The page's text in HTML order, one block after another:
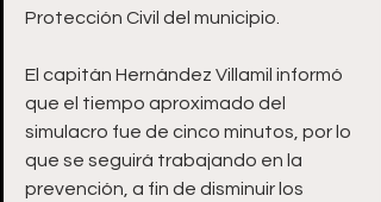
Protección Civil del municipio.
El capitán Hernández Villamil informó
que el tiempo aproximado del
simulacro fue de cinco minutos, por lo
que se seguirá trabajando en la
prevención, a fin de disminuir los